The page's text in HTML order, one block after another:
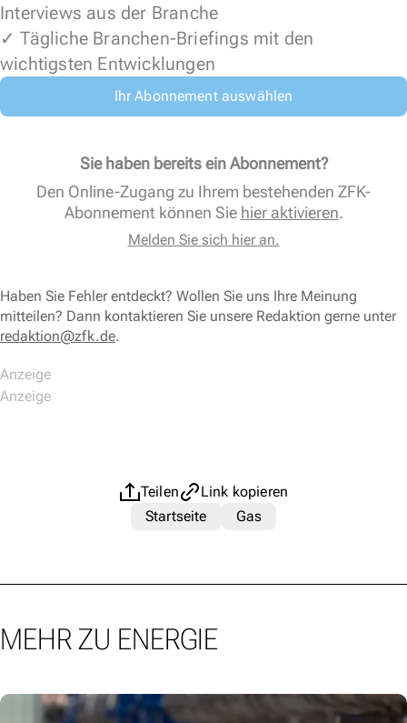
Interviews aus der Branche
✓ Tägliche Branchen-Briefings mit den
wichtigsten Entwicklungen
Ihr Abonnement auswählen
Sie haben bereits ein Abonnement?
Den Online-Zugang zu Ihrem bestehenden ZFK-
Abonnement können Sie hier aktivieren.
Melden Sie sich hier an.
Haben Sie Fehler entdeckt? Wollen Sie uns Ihre Meinung
mitteilen? Dann kontaktieren Sie unsere Redaktion gerne unter
redaktion@zfk.de.
Teilen
Link kopieren
Startseite
Gas
MEHR ZU ENERGIE